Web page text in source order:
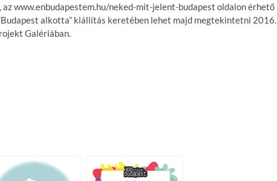
www.enbudapestem.hu/neked-mit-jelent-budapest oldalon érhető
alkotta” kiállítás keretében lehet majd megtekintetni 2016.
Galériában.